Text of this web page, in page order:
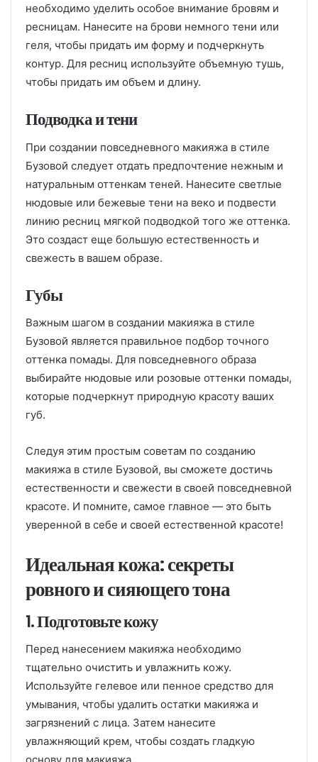
необходимо уделить особое внимание бровям и
ресницам. Нанесите на брови немного тени или
геля, чтобы придать им форму и подчеркнуть
контур. Для ресниц используйте объемную тушь,
чтобы придать им объем и длину.
Подводка и тени
При создании повседневного макияжа в стиле
Бузовой следует отдать предпочтение нежным и
натуральным оттенкам теней. Нанесите светлые
нюдовые или бежевые тени на веко и подвести
линию ресниц мягкой подводкой того же оттенка.
Это создаст еще большую естественность и
свежесть в вашем образе.
Губы
Важным шагом в создании макияжа в стиле
Бузовой является правильное подбор точного
оттенка помады. Для повседневного образа
выбирайте нюдовые или розовые оттенки помады,
которые подчеркнут природную красоту ваших
губ.
Следуя этим простым советам по созданию
макияжа в стиле Бузовой, вы сможете достичь
естественности и свежести в своей повседневной
красоте. И помните, самое главное — это быть
уверенной в себе и своей естественной красоте!
Идеальная кожа: секреты
ровного и сияющего тона
1. Подготовьте кожу
Перед нанесением макияжа необходимо
тщательно очистить и увлажнить кожу.
Используйте гелевое или пенное средство для
умывания, чтобы удалить остатки макияжа и
загрязнений с лица. Затем нанесите
увлажняющий крем, чтобы создать гладкую